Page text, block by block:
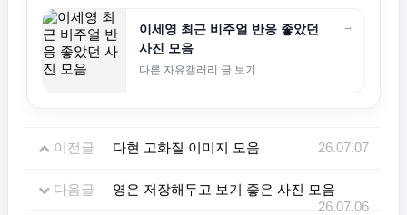
이세영 최근 비주얼 반응 좋았던
사진 모음
다른 자유갤러리 글 보기
→
이전글 다현 고화질 이미지 모음 26.07.07
다음글
영은 저장해두고 보기 좋은 사진 모음
26.07.06